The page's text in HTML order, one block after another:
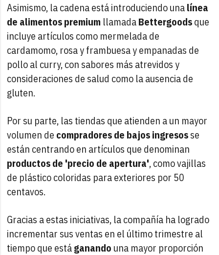
Asimismo, la cadena está introduciendo unalínea
de alimentos premium llamadaBettergoodsque
incluye artículos como mermelada de
cardamomo, rosa y frambuesa y empanadas de
pollo al curry, con sabores más atrevidos y
consideraciones de salud como la ausencia de
gluten.
Por su parte, las tiendas que atienden a un mayor
volumen de compradores de bajos ingresosse
están centrando en artículos que denominan
productos de 'precio de apertura', como vajillas
de plástico coloridas para exteriores por 50
centavos.
Gracias a estas iniciativas, la compañía ha logrado
incrementar sus ventas en el último trimestre al
tiempo que estáganando una mayor proporción